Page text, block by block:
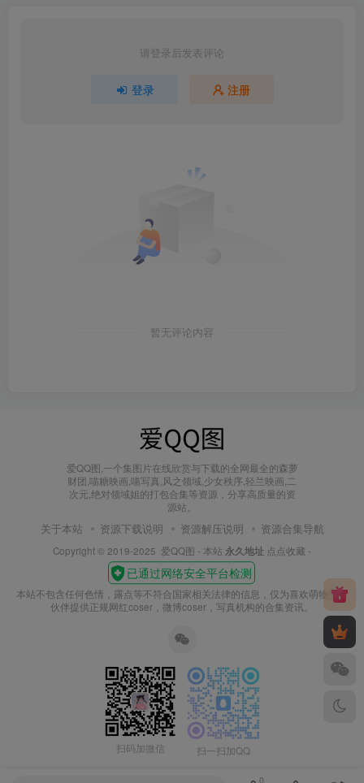
请登录后发表评论
登录 注册
暂无评论内容
爱QQ图,一个集图片在线欣赏与下载的全网最全的森萝
财团,喵糖映画,喵写真,风之领域,少女秩序,轻兰映画,二
次元,绝对领域姐的打包合集等资源，分享高质量的资
源站。
关于本站 资源下载说明 资源解压说明 资源合集导航
Copyright © 2019-2025 爱QQ图 - 本站 永久地址 点点收藏 -
本站不包含任何色情，露点等不符合国家相关法律的信息，仅为喜欢萌物的小
伙伴提供正规网红coser，微博coser，写真机构的合集资讯。
扫码加微信 扫一扫加QQ
0